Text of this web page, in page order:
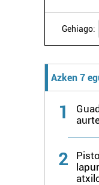
zure baimena
Webgune honek
zerbitzuak
baliatzen gara.
Gehiago:
Azken 7
1
2